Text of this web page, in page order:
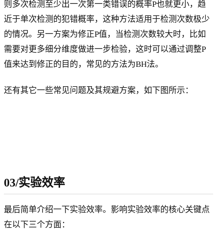
则多次检测至少出一次第一类错误的概率P也就更小，趋
近于单次检测的犯错概率，这种方法适用于检测次数极少
的情况。另一方案为修正P值，当检测次数较大时，比如
需要对更多细分维度做进一步检验，这时可以通过调整P
值来达到修正的目的，常见的方法为BH法。
还有其它一些常见问题及其规避方案，如下图所示：
03/实验效率
最后简单介绍一下实验效率。影响实验效率的核心关键点
在以下三个方面：